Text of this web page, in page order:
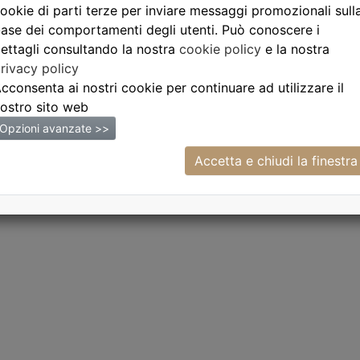
di parti terze per inviare messaggi promozionali
dei comportamenti degli utenti. Può conoscere i
consultando la nostra cookie policy e la nostra
policy
ai nostri cookie per continuare ad utilizzare il
sito web
Opzioni avanzate >>
Accetta e chiudi la finestra